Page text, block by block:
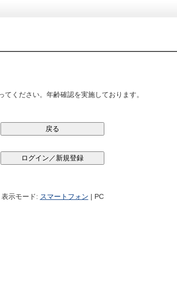
ください。年齢確認を実施しております。
表示モード: スマートフォン | PC